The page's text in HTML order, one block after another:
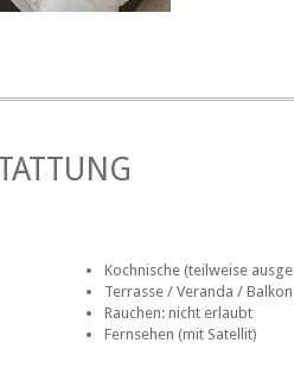
Kochnische (teilweise
Terrasse / Veranda / Balkon
Rauchen: nicht erlaubt
Fernsehen (mit Satellit)